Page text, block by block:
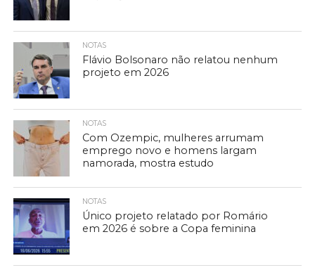
NOTAS
Flávio Bolsonaro não relatou nenhum
projeto em 2026
NOTAS
Com Ozempic, mulheres arrumam
emprego novo e homens largam
namorada, mostra estudo
NOTAS
Único projeto relatado por Romário
em 2026 é sobre a Copa feminina